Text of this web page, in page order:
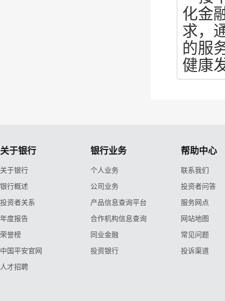
化金
求，
的服
健康
关于银行
关于银行
银行概述
投资者关系
年度报告
荣誉榜
中国平安官网
人才招聘
银行业务
个人业务
公司业务
产品信息查询平台
合作机构信息查询
同业金融
投资银行
帮助中心
联系我们
投资者问答
服务网点
网站地图
常见问题
投诉渠道